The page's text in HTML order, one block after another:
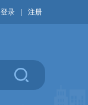
登录 注册